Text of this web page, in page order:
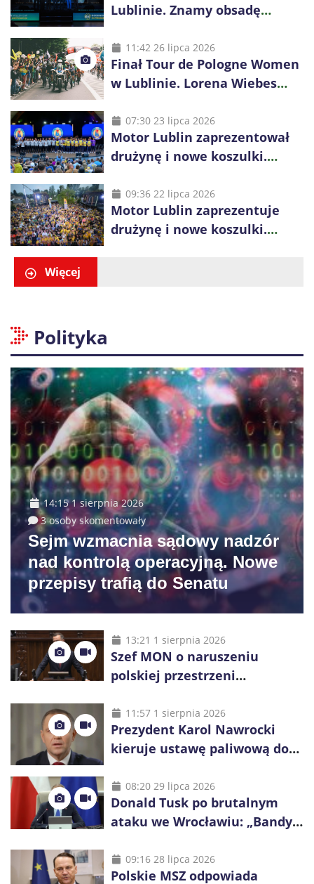
Lublinie. Znamy obsadę
11:42 26 lipca 2026
Finał Tour de Pologne Women
w Lublinie. Lorena Wiebes
07:30 23 lipca 2026
Motor Lublin zaprezentował
drużynę i nowe koszulki.
zespół w sezonie 2026/27
09:36 22 lipca 2026
Motor Lublin zaprezentuje
drużynę i nowe koszulki.
Więcej
Polityka
14:15 1 sierpnia 2026
3 osoby skomentowały
Sejm wzmacnia sądowy nadzór
nad kontrolą operacyjną. Nowe
przepisy trafią do Senatu
13:21 1 sierpnia 2026
Szef MON o naruszeniu
polskiej przestrzeni
zostałaby zestrzelona”
11:57 1 sierpnia 2026
Prezydent Karol Nawrocki
kieruje ustawę paliwową do
Ostrzega przed podwyżkami
08:20 29 lipca 2026
Donald Tusk po brutalnym
ataku we Wrocławiu: „Bandyci
polskich ulicach”
09:16 28 lipca 2026
Polskie MSZ odpowiada